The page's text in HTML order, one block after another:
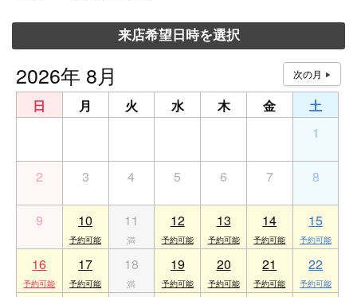
来店希望日時を選択
2026年 8月
日 月 火 水 木 金
土
1
2 3 4 5 6 7 8
9 10 11 12 13 14 15
16 17 18 19 20 21 22